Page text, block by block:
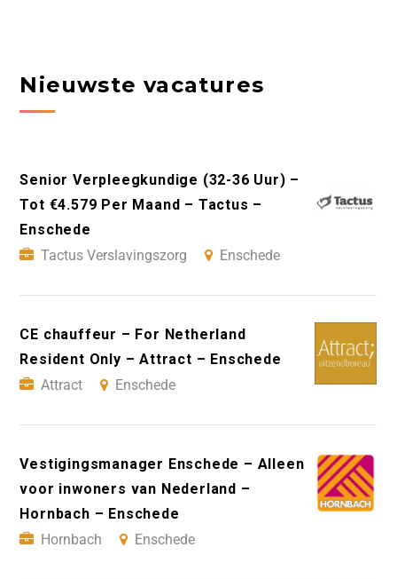
Nieuwste vacatures
Senior Verpleegkundige (32-36 Uur) –
Tot €4.579 Per Maand – Tactus –
Enschede
Tactus Verslavingszorg
Enschede
CE chauffeur – For Netherland
Resident Only – Attract – Enschede
Attract
Enschede
Vestigingsmanager Enschede – Alleen
voor inwoners van Nederland –
Hornbach – Enschede
Hornbach
Enschede